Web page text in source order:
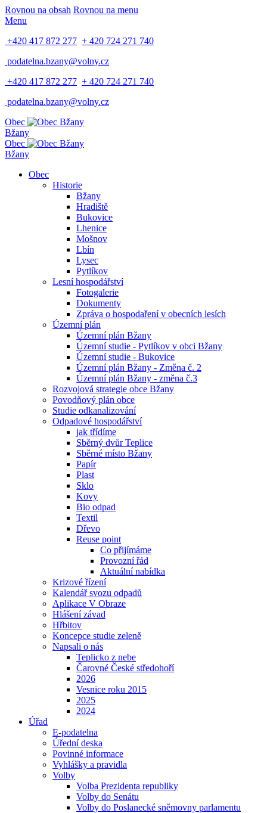
Rovnou na obsah Rovnou na menu
Menu
+420 417 872 277 + 420 724 271 740
podatelna.bzany@volny.cz
+420 417 872 277 + 420 724 271 740
podatelna.bzany@volny.cz
Obec
Bžany
Obec
Bžany
Obec
Historie
Bžany
Hradiště
Bukovice
Lhenice
Mošnov
Lbín
Lysec
Pytlíkov
Lesní hospodářství
Fotogalerie
Dokumenty
Zpráva o hospodaření v obecních lesích
Územní plán
Územní plán Bžany
Územní studie - Pytlíkov v obci Bžany
Územní studie - Bukovice
Územní plán Bžany - Změna č. 2
Územní plán Bžany - změna č.3
Rozvojová strategie obce Bžany
Povodňový plán obce
Studie odkanalizování
Odpadové hospodářství
jak třídíme
Sběrný dvůr Teplice
Sběrné místo Bžany
Papír
Plast
Sklo
Kovy
Bio odpad
Textil
Dřevo
Reuse point
Co přijímáme
Provozní řád
Aktuální nabídka
Krizové řízení
Kalendář svozu odpadů
Aplikace V Obraze
Hlášení závad
Hřbitov
Koncepce studie zeleně
Napsali o nás
Teplicko z nebe
Čarovné České středohoří
2026
Vesnice roku 2015
2025
2024
Úřad
E-podatelna
Úřední deska
Povinné informace
Vyhlášky a pravidla
Volby
Volba Prezidenta republiky
Volby do Senátu
Volby do Poslanecké sněmovny parlamentu